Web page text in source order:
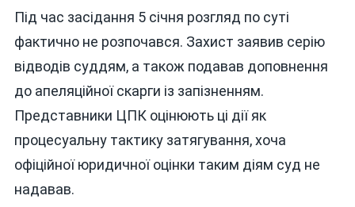
Під час засідання 5 січня розгляд по суті
фактично не розпочався. Захист заявив серію
відводів суддям, а також подавав доповнення
до апеляційної скарги із запізненням.
Представники ЦПК оцінюють ці дії як
процесуальну тактику затягування, хоча
офіційної юридичної оцінки таким діям суд не
надавав.